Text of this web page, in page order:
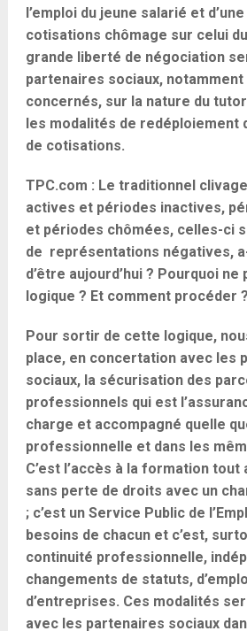
l’emploi du jeune salarié et
cotisations chômage sur celui
grande liberté de négociation
partenaires sociaux,
concernés, sur la nature du
les modalités de redéploiement
de cotisations.
TPC.com : Le traditionnel
actives et périodes inactives,
et périodes chômées, celles-ci
de représentations négatives,
d’être aujourd’hui ? Pourquoi
logique ? Et comment procéder ?
Pour sortir de cette logique,
place, en concertation avec les
sociaux, la sécurisation des
professionnels qui est
charge et accompagné quelle
professionnelle et dans les
C’est l’accès à la formation tout
sans perte de droits avec un
; c’est un Service Public de
besoins de chacun et c’est,
continuité professionnelle,
changements de statuts,
d’entreprises. Ces modalités
avec les partenaires sociaux